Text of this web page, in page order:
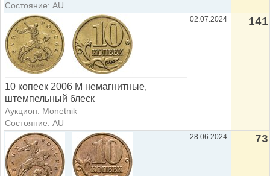
Состояние: AU
10 копеек 2006 М немагнитные,
штемпельный блеск
Аукцион: Monetnik
Состояние: AU
02.07.2024 141
28.06.2024 73